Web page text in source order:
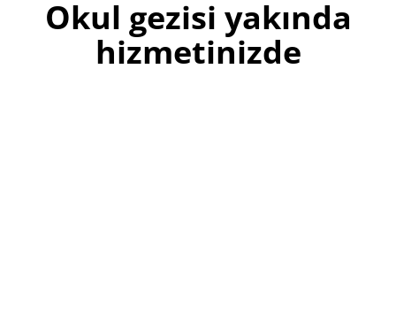
Okul gezisi yakında
hizmetinizde